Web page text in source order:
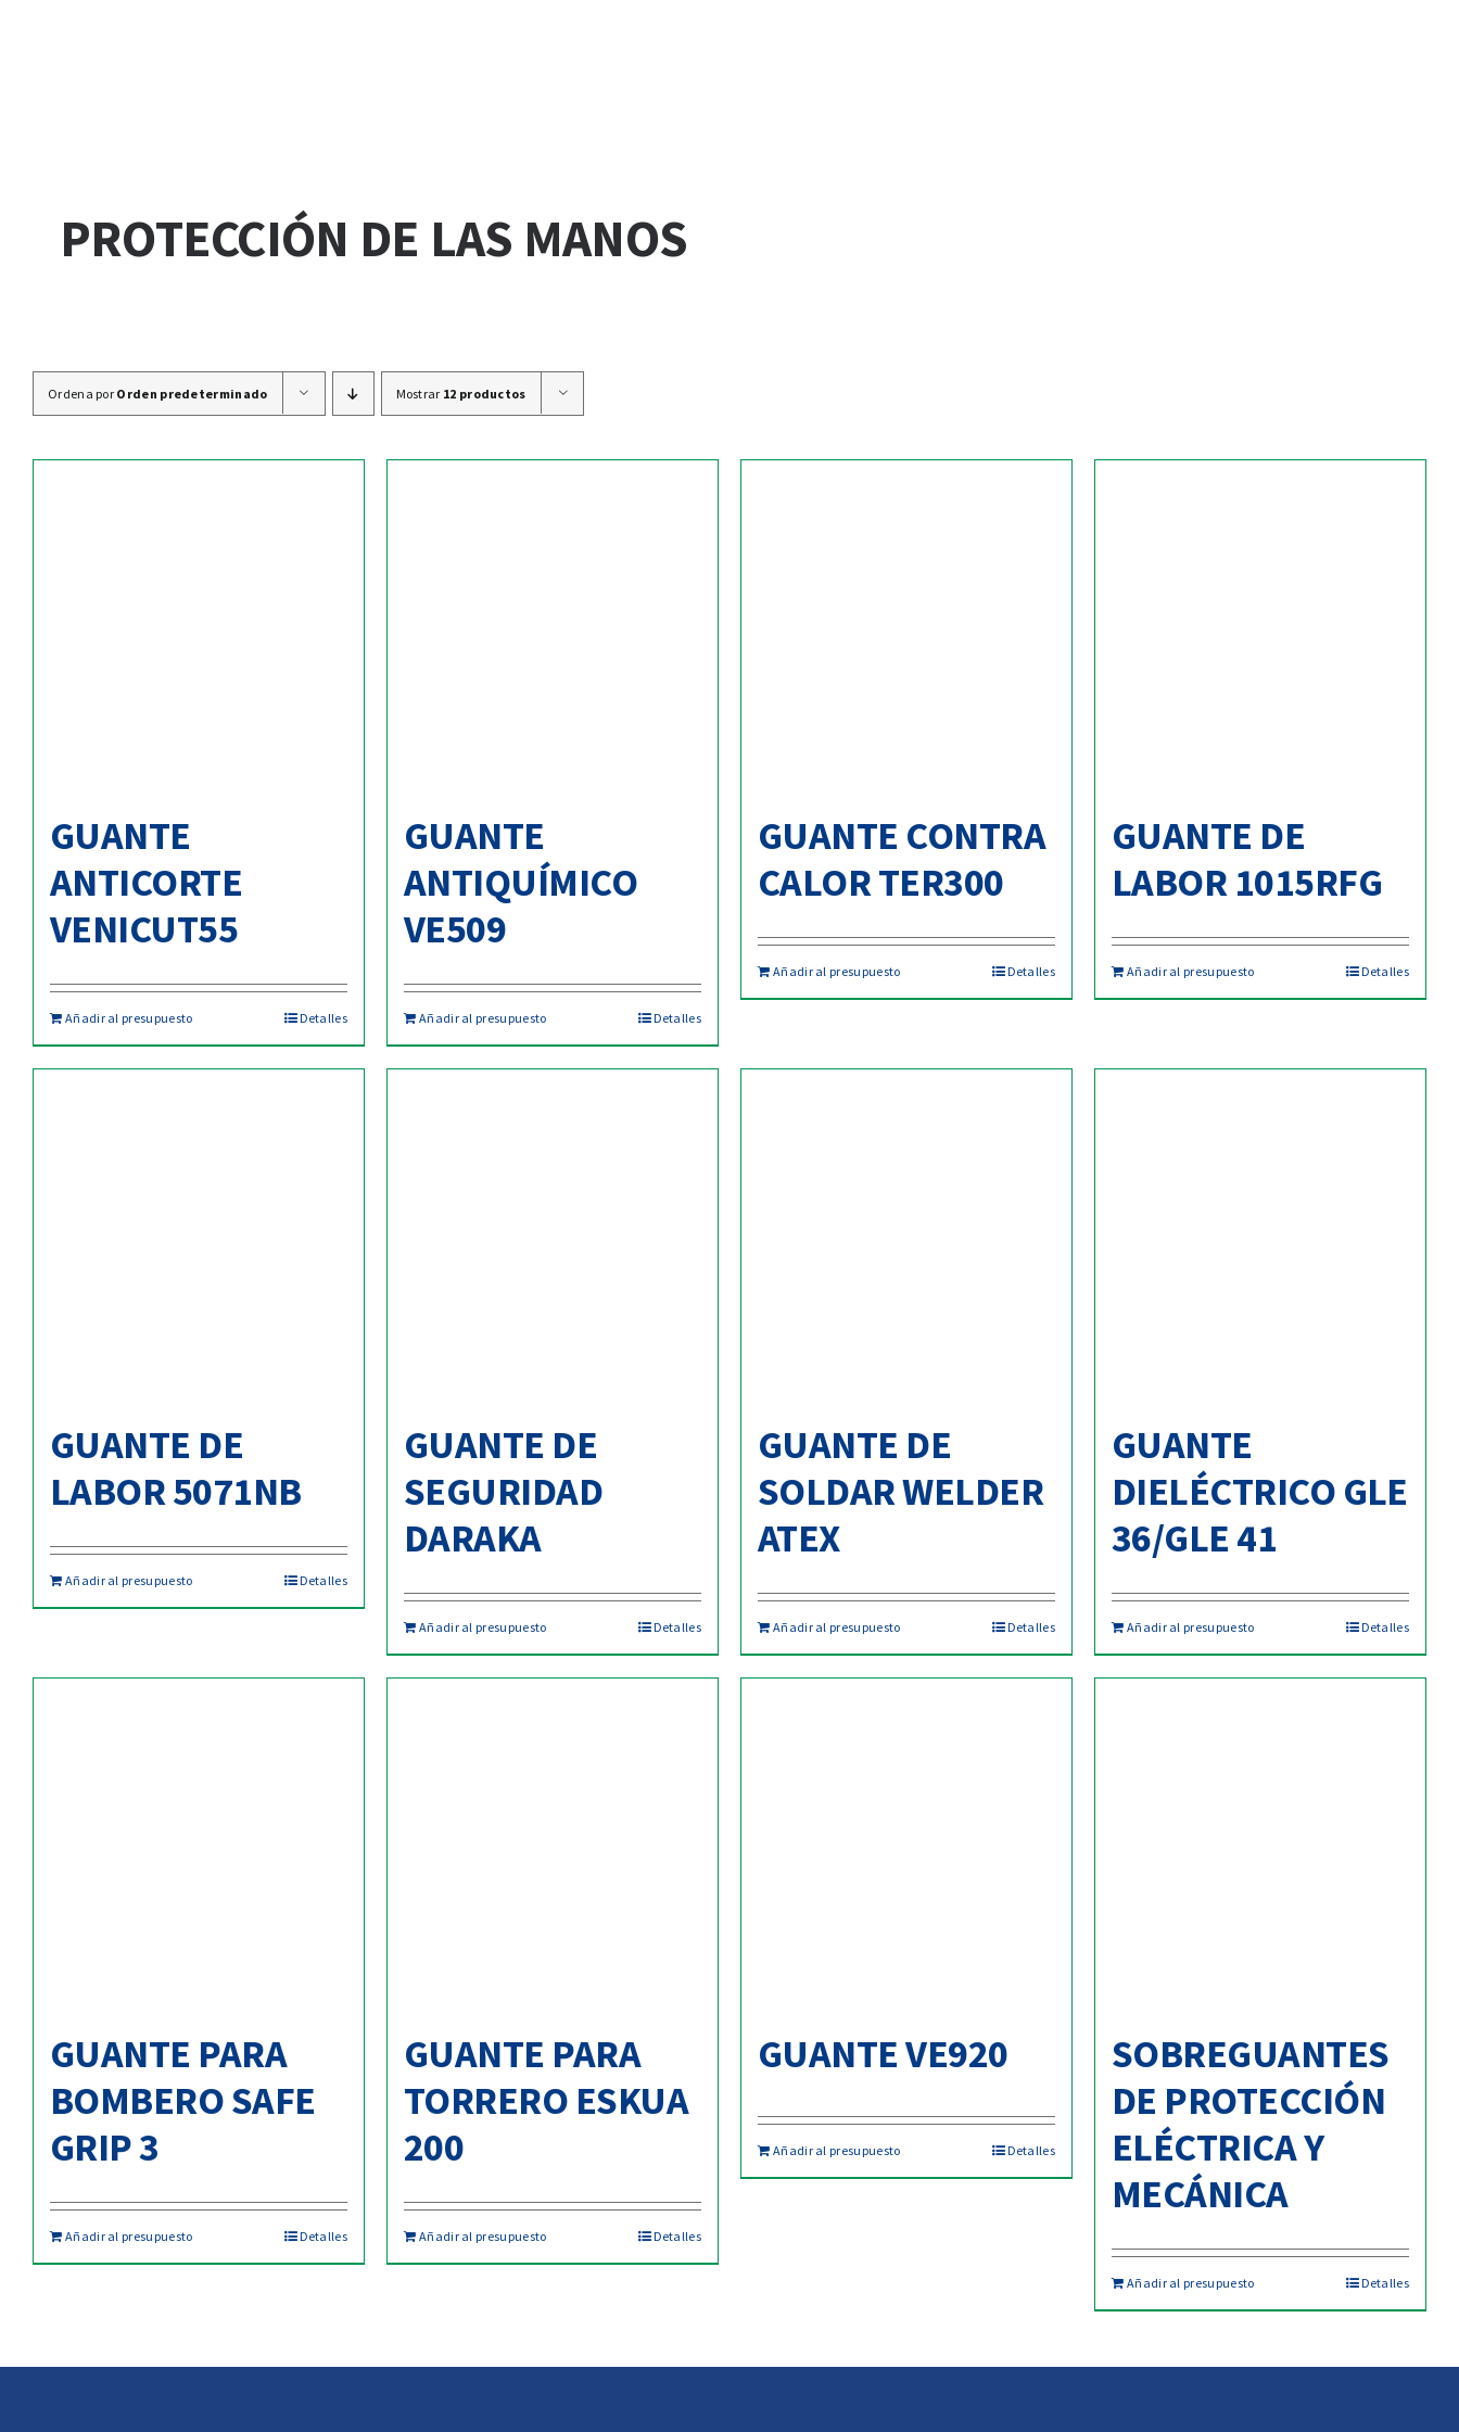
PROTECCIÓN DE LAS MANOS
Ordena por Orden predeterminado Mostrar 12 productos
GUANTE
ANTICORTE
VENICUT55
Añadir al presupuesto Detalles
GUANTE
ANTIQUÍMICO
VE509
Añadir al presupuesto Detalles
GUANTE CONTRA
CALOR TER300
Añadir al presupuesto Detalles
GUANTE DE
LABOR 1015RFG
Añadir al presupuesto Detalles
GUANTE DE
LABOR 5071NB
Añadir al presupuesto Detalles
GUANTE DE
SEGURIDAD
DARAKA
Añadir al presupuesto Detalles
GUANTE DE
SOLDAR WELDER
ATEX
Añadir al presupuesto Detalles
GUANTE
DIELÉCTRICO GLE
36/GLE 41
Añadir al presupuesto Detalles
GUANTE PARA
BOMBERO SAFE
GRIP 3
Añadir al presupuesto Detalles
GUANTE PARA
TORRERO ESKUA
200
Añadir al presupuesto Detalles
GUANTE VE920
Añadir al presupuesto Detalles
SOBREGUANTES
DE PROTECCIÓN
ELÉCTRICA Y
MECÁNICA
Añadir al presupuesto Detalles